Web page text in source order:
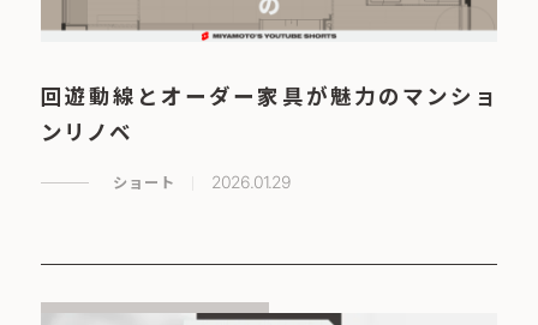
回遊動線とオーダー家具が魅力のマンショ
ンリノベ
ショート 2026.01.29